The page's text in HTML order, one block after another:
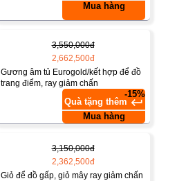
Mua hàng
3,550,000đ
2,662,500đ
Gương âm tủ Eurogold/kết hợp để đồ
trang điểm, ray giảm chấn
-15%
Quà tặng thêm keyboard_return
Mua hàng
3,150,000đ
2,362,500đ
Giỏ để đồ gấp, giỏ mây ray giảm chấn